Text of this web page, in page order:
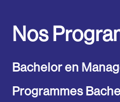
Nos
Bachelor en
Programmes